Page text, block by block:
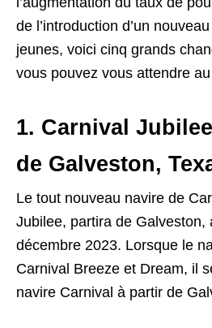
de l’introduction d’un
jeunes, voici cinq grands
vous pouvez vous attendre
1. Carnival
de Galveston,
Le tout nouveau navire de
Jubilee, partira de Galveston,
décembre 2023. Lorsque le
Carnival Breeze et Dream, il
navire Carnival à partir de